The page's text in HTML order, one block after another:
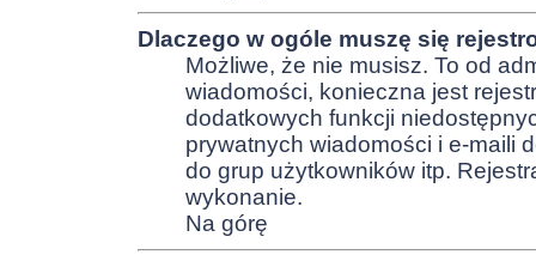
Dlaczego w ogóle muszę się
Możliwe, że nie musisz. To od
wiadomości, konieczna jest
dodatkowych funkcji
prywatnych wiadomości i e-maili
do grup użytkowników itp.
wykonanie.
Na górę